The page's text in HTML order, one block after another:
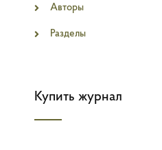
Авторы
Разделы
Купить журнал